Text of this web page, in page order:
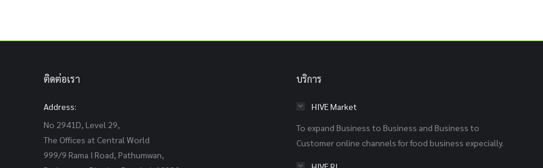
ติดต่อเรา
Address:
No 2941D, Level 29,
The Offices at Central World
999/9 Rama I Road, Pathumwan,
บริการ
HIVE Market
To expand Business to Business and Business to
Customer online channels for food business expecially.